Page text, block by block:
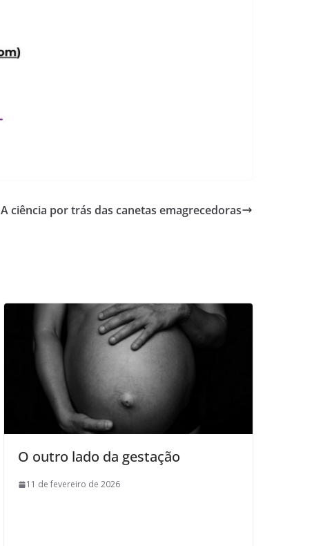
A ciência por trás das canetas emagrecedoras
O outro lado da gestação
11 de fevereiro de 2026